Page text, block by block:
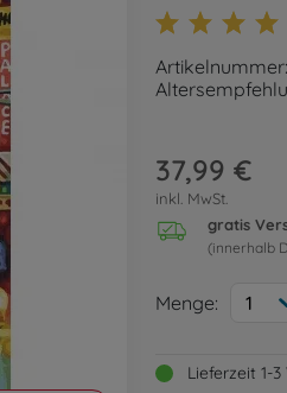
37,99 €
inkl. MwSt.
gratis
(innerhalb
Menge: 1
Lieferzeit 1-